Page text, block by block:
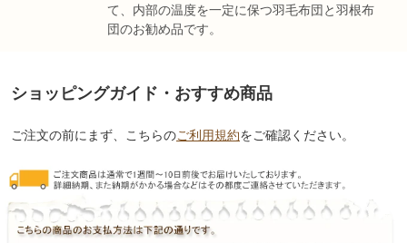
て、内部の温度を一定に保つ羽毛布団と羽根布
団のお勧め品です。
ショッピングガイド・おすすめ商品
ご注文の前にまず、こちらのご利用規約をご確認ください。